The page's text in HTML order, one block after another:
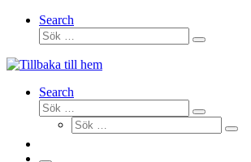
Search
Sök
Sök
Search
Sök
Sök
Sök
Sök